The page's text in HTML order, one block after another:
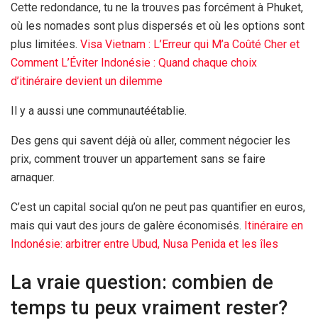
Cette redondance, tu ne la trouves pas forcément à Phuket,
où les nomades sont plus dispersés et où les options sont
plus limitées. Visa Vietnam : L’Erreur qui M’a Coûté Cher et
Comment L’Éviter Indonésie : Quand chaque choix
d’itinéraire devient un dilemme
Il y a aussi une communautéétablie.
Des gens qui savent déjà où aller, comment négocier les
prix, comment trouver un appartement sans se faire
arnaquer.
C’est un capital social qu’on ne peut pas quantifier en euros,
mais qui vaut des jours de galère économisés. Itinéraire en
Indonésie: arbitrer entre Ubud, Nusa Penida et les îles
La vraie question: combien de
temps tu peux vraiment rester?